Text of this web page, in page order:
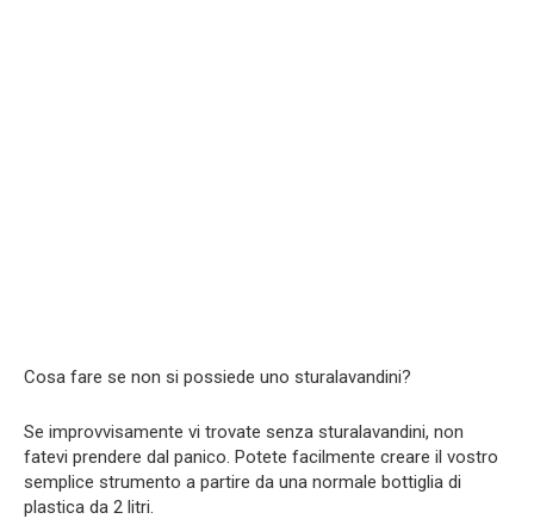
Cosa fare se non si possiede uno sturalavandini?
Se improvvisamente vi trovate senza sturalavandini, non
fatevi prendere dal panico. Potete facilmente creare il vostro
semplice strumento a partire da una normale bottiglia di
plastica da 2 litri.